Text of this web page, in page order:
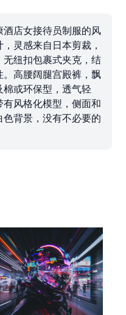
店女接待员制服的风
灵感来自日本剪裁，
纽扣包裹式夹克，结
高腰阔腿宫殿裤，飘
或环保型，透气轻
风格化模型，侧面和
背景，没有不必要的